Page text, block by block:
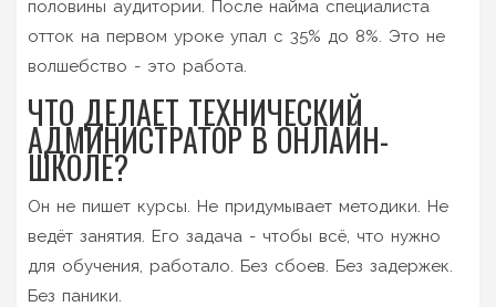
половины аудитории. После найма специалиста
отток на первом уроке упал с 35% до 8%. Это не
волшебство - это работа.
ЧТО ДЕЛАЕТ ТЕХНИЧЕСКИЙ
АДМИНИСТРАТОР В ОНЛАЙН-
ШКОЛЕ?
Он не пишет курсы. Не придумывает методики. Не
ведёт занятия. Его задача - чтобы всё, что нужно
для обучения, работало. Без сбоев. Без задержек.
Без паники.